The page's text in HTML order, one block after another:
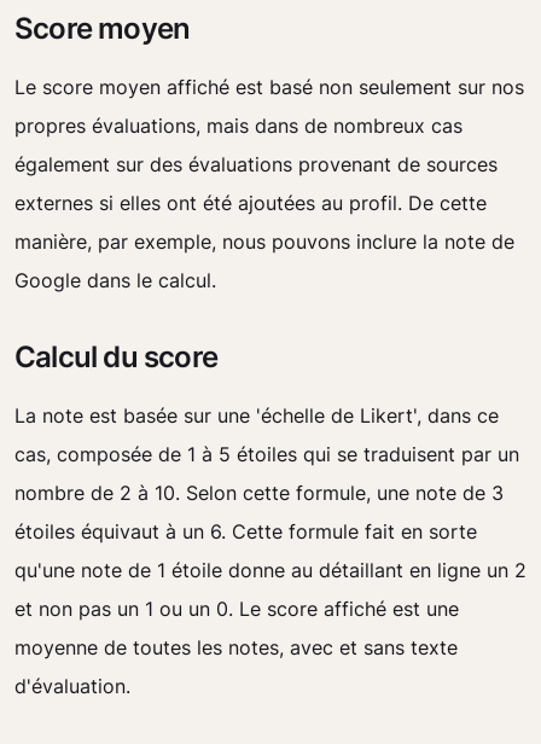
Score moyen
Le score moyen affiché est basé non seulement sur nos
propres évaluations, mais dans de nombreux cas
également sur des évaluations provenant de sources
externes si elles ont été ajoutées au profil. De cette
manière, par exemple, nous pouvons inclure la note de
Google dans le calcul.
Calcul du score
La note est basée sur une 'échelle de Likert', dans ce
cas, composée de 1 à 5 étoiles qui se traduisent par un
nombre de 2 à 10. Selon cette formule, une note de 3
étoiles équivaut à un 6. Cette formule fait en sorte
qu'une note de 1 étoile donne au détaillant en ligne un 2
et non pas un 1 ou un 0. Le score affiché est une
moyenne de toutes les notes, avec et sans texte
d'évaluation.